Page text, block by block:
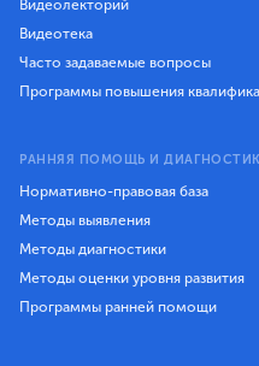
Видеолекторий
Видеотека
Часто задаваемые вопросы
Программы повышения
РАННЯЯ ПОМОЩЬ И
Нормативно-правовая база
Методы выявления
Методы диагностики
Методы оценки уровня развития
Программы ранней помощи